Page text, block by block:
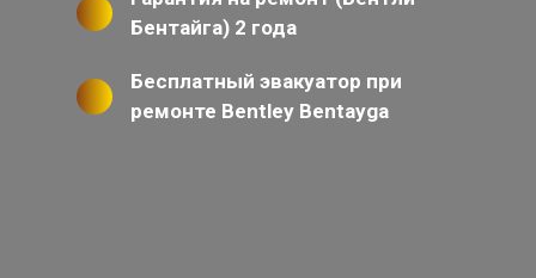
Бентайга) 2 года
Бесплатный эвакуатор при
ремонте Bentley Bentayga